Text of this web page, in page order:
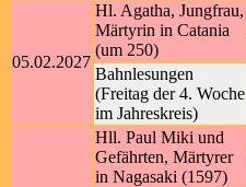
05.02.2027
Hl. Agatha, Jungfrau,
Märtyrin in Catania
(um 250)
Bahnlesungen
(Freitag der 4. Woche
im Jahreskreis)
Hll. Paul Miki und
Gefährten, Märtyrer
in Nagasaki (1597)